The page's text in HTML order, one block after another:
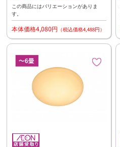
この商品にはバリエーションがありま
す。
本体価格4,080円 （税込価格4,488円）